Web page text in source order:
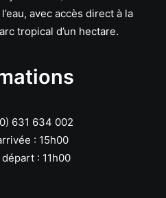
avec accès direct à la
tropical d’un hectare.
631 634 002
: 15h00
: 11h00